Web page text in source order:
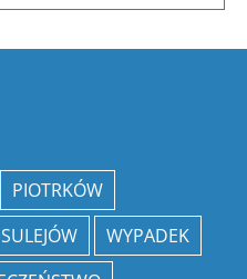
PIOTRKÓW
SULEJÓW
WYPADEK